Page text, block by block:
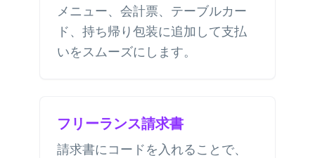
メニュー、会計票、テーブルカー
ド、持ち帰り包装に追加して支払
いをスムーズにします。
フリーランス請求書
請求書にコードを入れることで、